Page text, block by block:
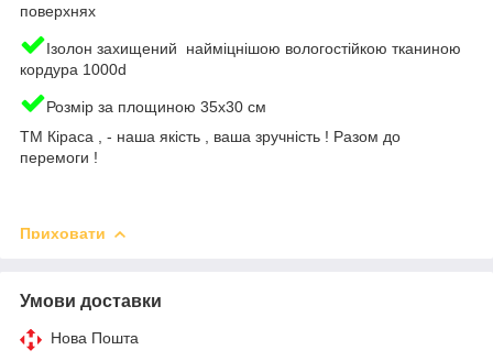
поверхнях
Ізолон захищений найміцнішою вологостійкою тканиною
кордура 1000d
Розмір за площиною 35х30 см
ТМ Кіраса , - наша якість , ваша зручність ! Разом до
перемоги !
Приховати
Умови доставки
Нова Пошта